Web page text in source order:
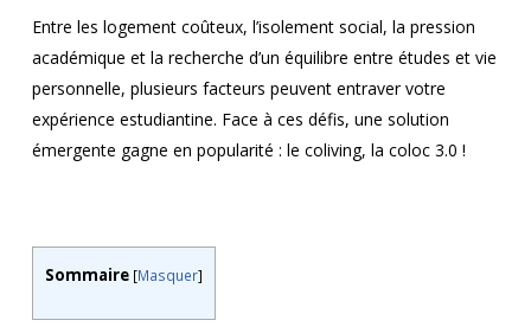
Entre les logement coûteux, l’isolement social, la pression
académique et la recherche d’un équilibre entre études et vie
personnelle, plusieurs facteurs peuvent entraver votre
expérience estudiantine. Face à ces défis, une solution
émergente gagne en popularité : le coliving, la coloc 3.0 !
Sommaire [Masquer]